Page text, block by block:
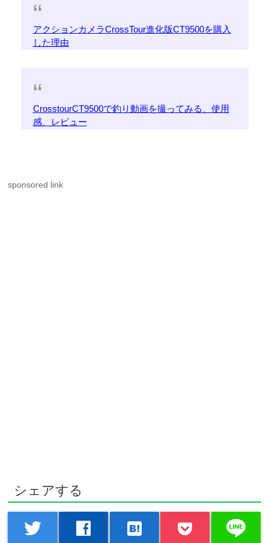
アクションカメラCrossTour進化版CT9500を購入
した理由
CrosstourCT9500で釣り動画を撮ってみる、使用
感、レビュー
sponsored link
シェアする
twitter facebook hatenabookmark line